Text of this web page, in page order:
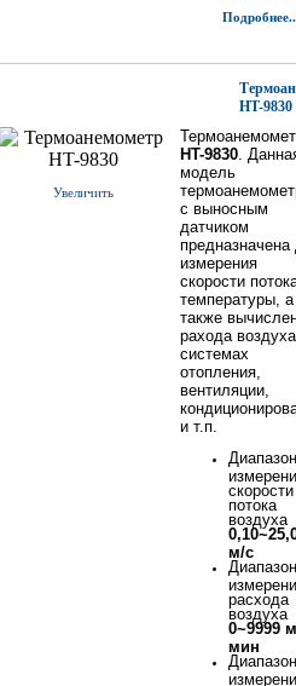
HT-9830
Увеличить
HT-9830.
модель
с выносным
датчиком
предназначена
измерения
скорости
температуры, а
также
рахода
системах
отопления,
вентиляции,
и т.п.
Диапазон
скорости
потока
воздуха
м/с
Диапазон
расхода
воздуха
0~9999
мин
Диапазон